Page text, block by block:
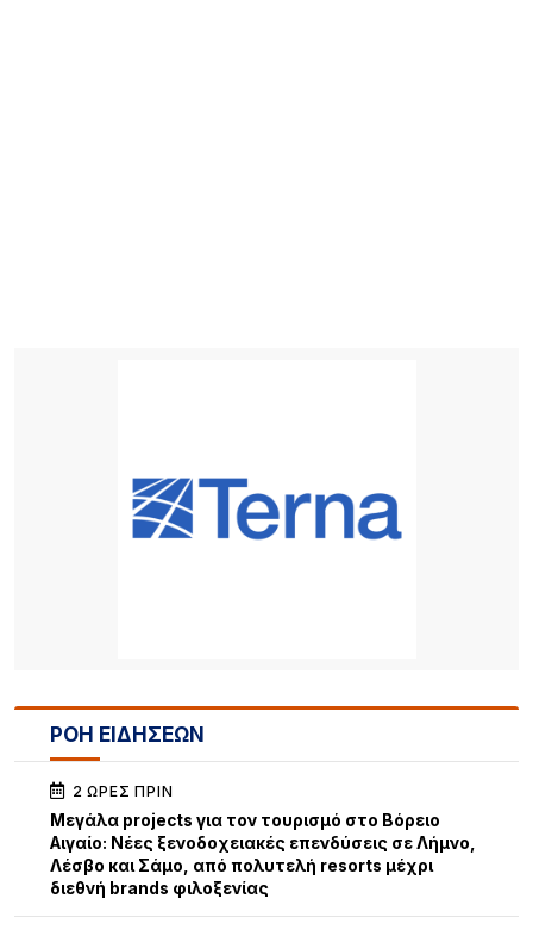
ΡΟΗ ΕΙΔΗΣΕΩΝ
2 ΏΡΕΣ ΠΡΙΝ
Μεγάλα projects για τον τουρισμό στο Βόρειο
Αιγαίο: Νέες ξενοδοχειακές επενδύσεις σε Λήμνο,
Λέσβο και Σάμο, από πολυτελή resorts μέχρι
διεθνή brands φιλοξενίας